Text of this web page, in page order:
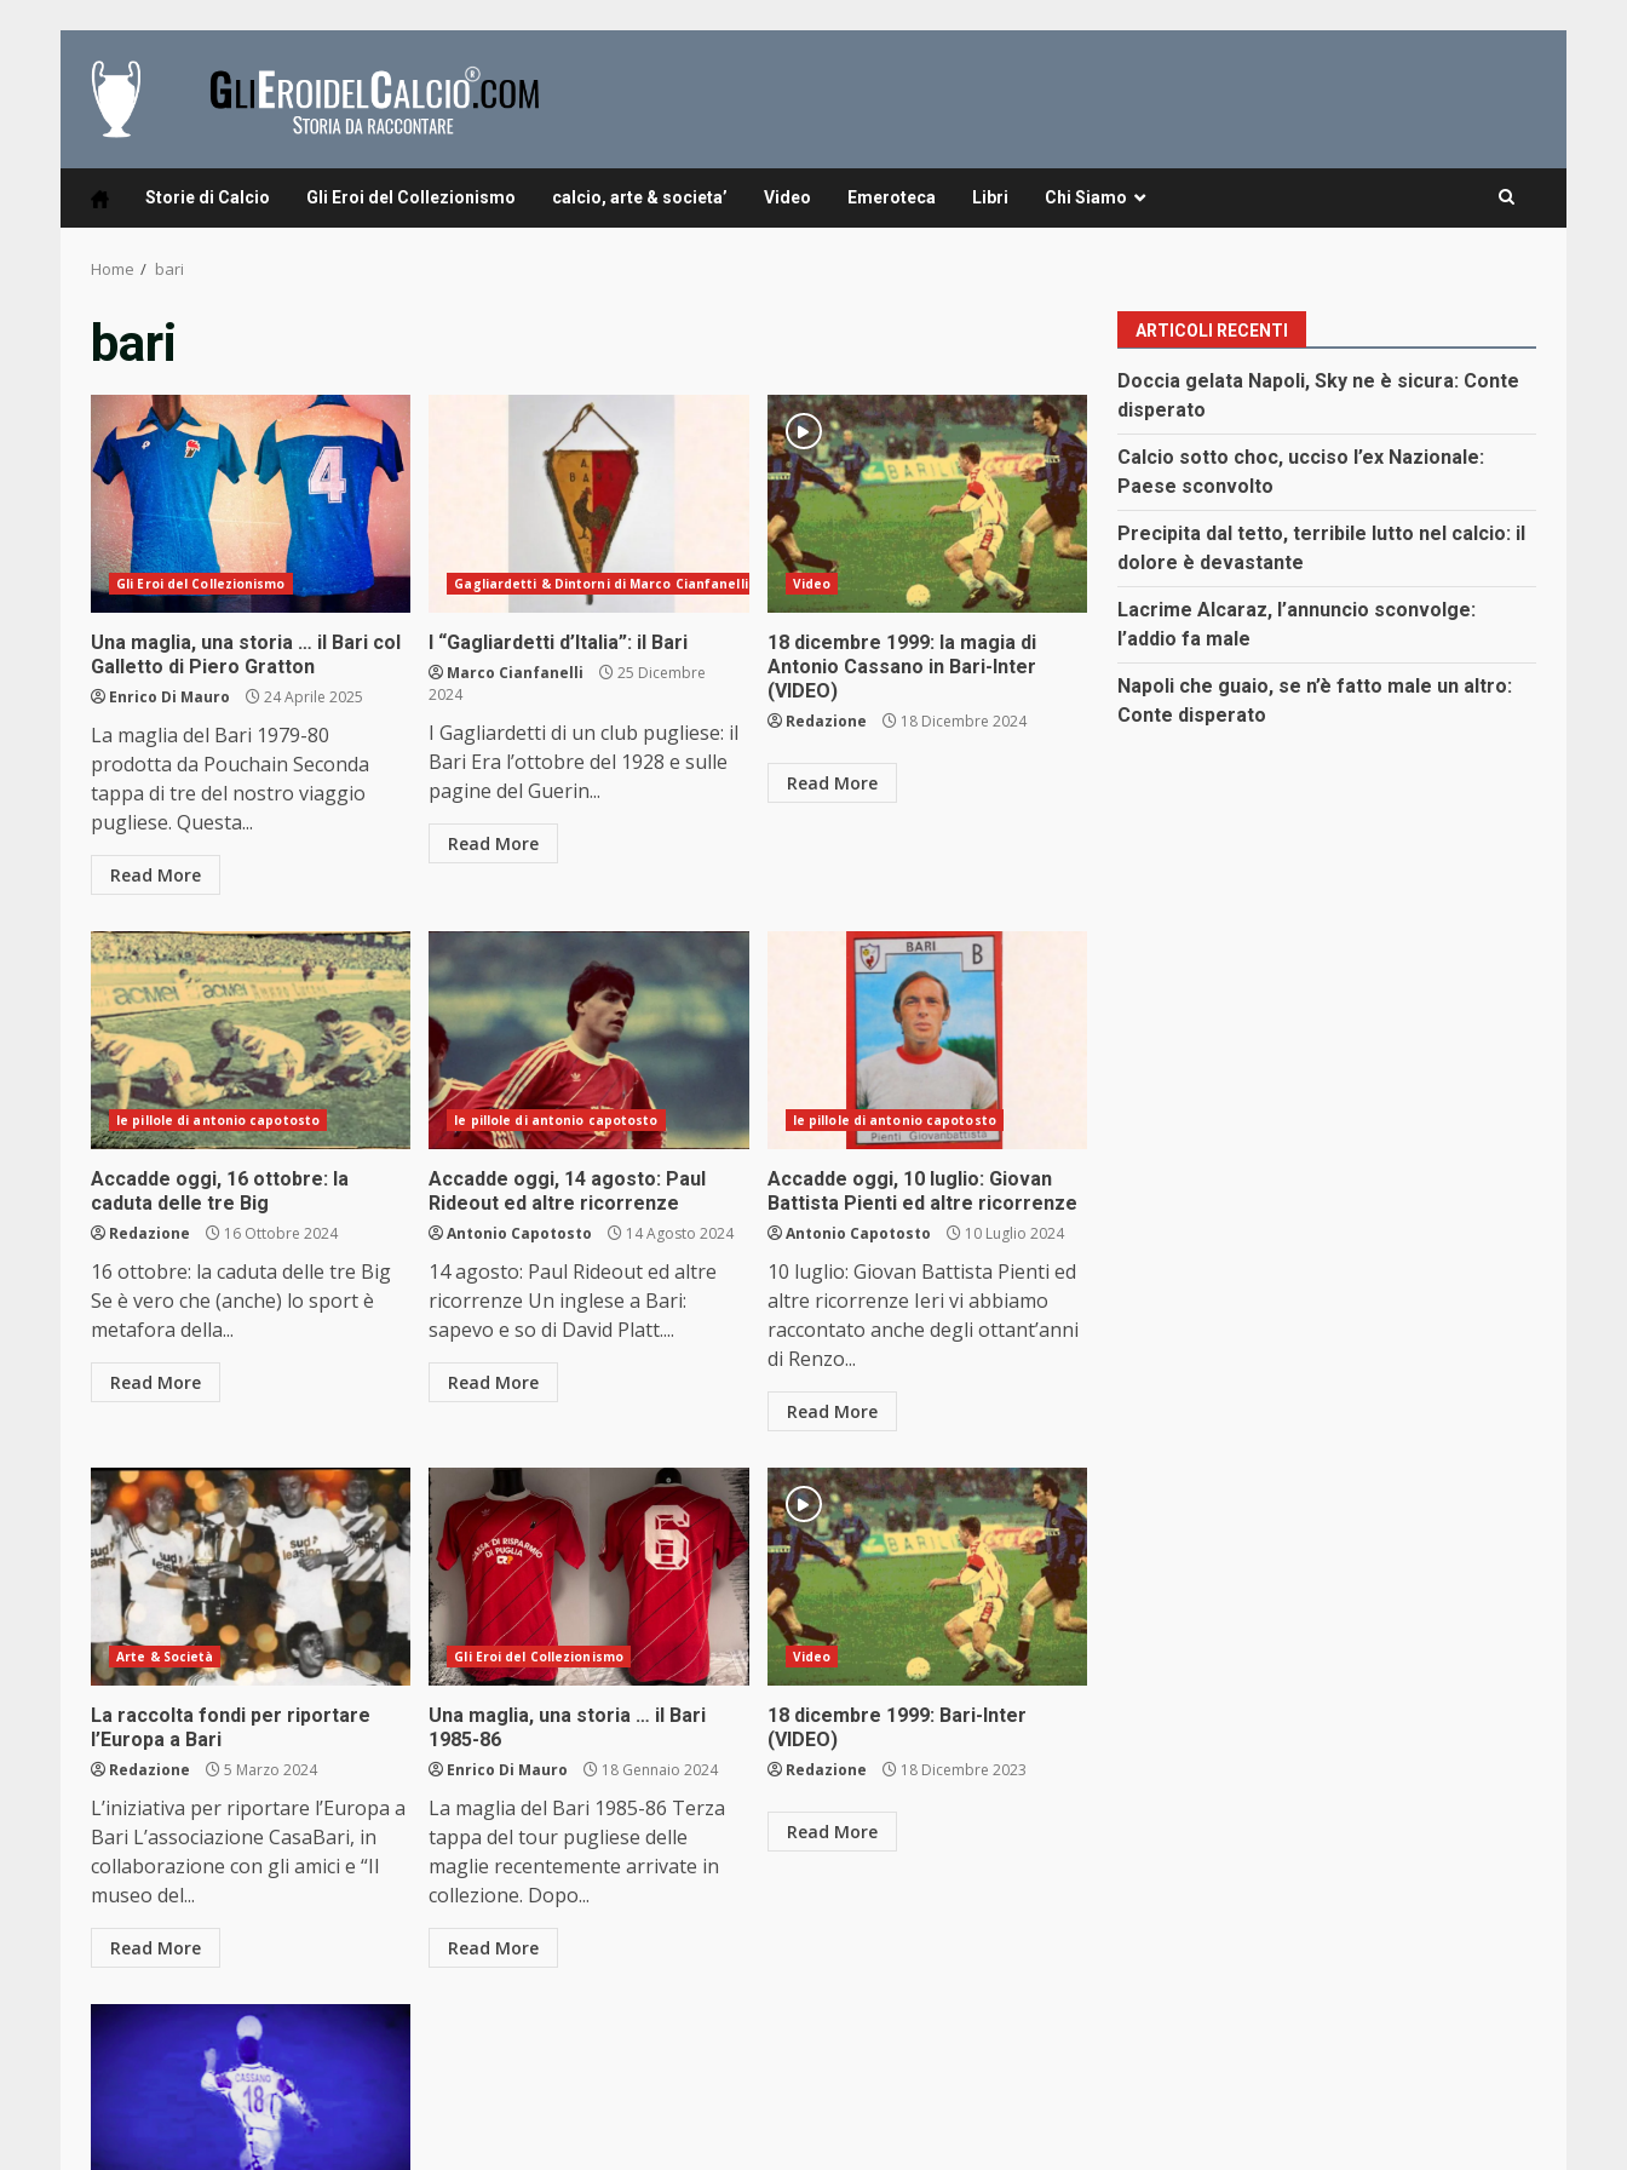
content
Storie di Calcio Gli Eroi del Collezionismo calcio, arte & societa’ Video Emeroteca Libri Chi Siamo
Home bari
bari
Gli Eroi del Collezionismo
Una maglia, una storia … il Bari col
Galletto di Piero Gratton
Enrico Di Mauro 24 Aprile 2025
La maglia del Bari 1979-80
prodotta da Pouchain Seconda
tappa di tre del nostro viaggio
pugliese. Questa...
Read More
Gagliardetti & Dintorni di Marco Cianfanelli
I “Gagliardetti d’Italia”: il Bari
Marco Cianfanelli
25 Dicembre
2024
I Gagliardetti di un club pugliese: il
Bari Era l’ottobre del 1928 e sulle
pagine del Guerin...
Read More
Video
18 dicembre 1999: la magia di
Antonio Cassano in Bari-Inter
(VIDEO)
Redazione 18 Dicembre 2024
Read More
le pillole di antonio capotosto
Accadde oggi, 16 ottobre: la
caduta delle tre Big
Redazione 16 Ottobre 2024
16 ottobre: la caduta delle tre Big
Se è vero che (anche) lo sport è
metafora della...
Read More
le pillole di antonio capotosto
Accadde oggi, 14 agosto: Paul
Rideout ed altre ricorrenze
Antonio Capotosto 14 Agosto 2024
14 agosto: Paul Rideout ed altre
ricorrenze Un inglese a Bari:
sapevo e so di David Platt....
Read More
le pillole di antonio capotosto
Accadde oggi, 10 luglio: Giovan
Battista Pienti ed altre ricorrenze
Antonio Capotosto 10 Luglio 2024
10 luglio: Giovan Battista Pienti ed
altre ricorrenze Ieri vi abbiamo
raccontato anche degli ottant’anni
di Renzo...
Read More
Arte & Società
La raccolta fondi per riportare
l’Europa a Bari
Redazione 5 Marzo 2024
L’iniziativa per riportare l’Europa a
Bari L’associazione CasaBari, in
collaborazione con gli amici e “Il
museo del...
Read More
Gli Eroi del Collezionismo
Una maglia, una storia … il Bari
1985-86
Enrico Di Mauro 18 Gennaio 2024
La maglia del Bari 1985-86 Terza
tappa del tour pugliese delle
maglie recentemente arrivate in
collezione. Dopo...
Read More
Video
18 dicembre 1999: Bari-Inter
(VIDEO)
Redazione 18 Dicembre 2023
Read More
ARTICOLI RECENTI
Doccia gelata Napoli, Sky ne è sicura: Conte
disperato
Calcio sotto choc, ucciso l’ex Nazionale:
Paese sconvolto
Precipita dal tetto, terribile lutto nel calcio: il
dolore è devastante
Lacrime Alcaraz, l’annuncio sconvolge:
l’addio fa male
Napoli che guaio, se n’è fatto male un altro:
Conte disperato